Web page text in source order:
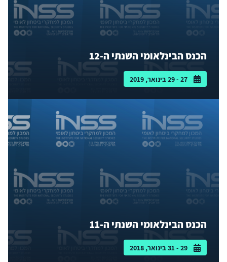
הכנס הבינלאומי השנתי ה-12
27 - 29 בינואר, 2019
הכנס הבינלאומי השנתי ה-11
29 - 31 בינואר, 2018